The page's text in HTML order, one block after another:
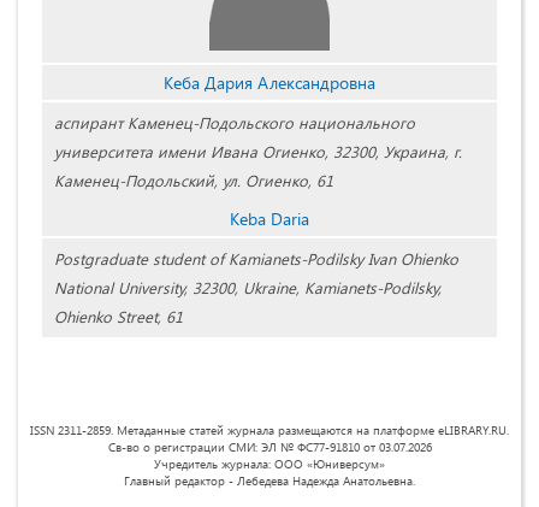
Кеба Дария Александровна
аспирант Каменец-Подольского национального
университета имени Ивана Огиенко, 32300, Украина, г.
Каменец-Подольский, ул. Огиенко, 61
Keba Daria
Postgraduate student of Kamianets-Podilsky Ivan Ohienko
National University, 32300, Ukraine, Kamianets-Podilsky,
Ohienko Street, 61
ISSN 2311-2859. Метаданные статей журнала размещаются на платформе eLIBRARY.RU.
Св-во о регистрации СМИ: ЭЛ № ФС77-91810 от 03.07.2026
Учредитель журнала: ООО «Юниверсум»
Главный редактор - Лебедева Надежда Анатольевна.